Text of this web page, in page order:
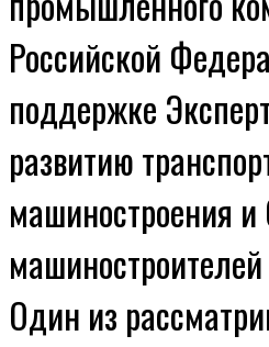
Российской
поддержке
развитию
машиностроения
Один из